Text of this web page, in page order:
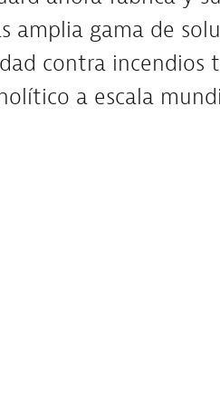
amplia gama de
contra incendios
a escala